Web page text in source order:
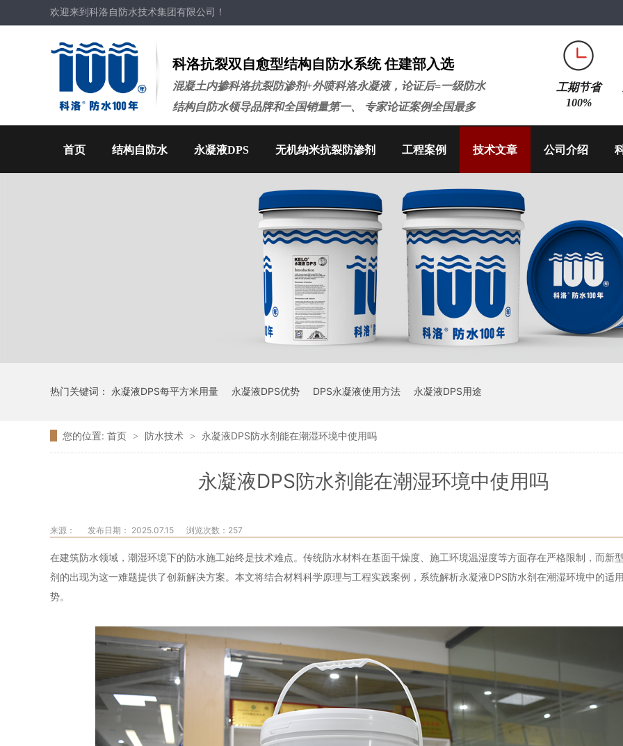
欢迎来到科洛自防水技术集团有限公司！
科洛抗裂双自愈型结构自防水系统 住建部入选
混凝土内掺科洛抗裂防渗剂+外喷科洛永凝液，论证后=一级防水
结构自防水领导品牌和全国销量第一、 专家论证案例全国最多
工期节省
100%
首页 结构自防水 永凝液DPS 无机纳米抗裂防渗剂 工程案例 技术文章 公司介绍
热门关键词： 永凝液DPS每平方米用量 永凝液DPS优势 DPS永凝液使用方法 永凝液DPS用途
您的位置: 首页 > 防水技术 > 永凝液DPS防水剂能在潮湿环境中使用吗
永凝液DPS防水剂能在潮湿环境中使用吗
来源： 发布日期： 2025.07.15 浏览次数： 257
在建筑防水领域，潮湿环境下的防水施工始终是技术难点。传统防水材料在基面干燥度、施工环境温湿度等方面存在严格限制，而新
剂的出现为这一难题提供了创新解决方案。本文将结合材料科学原理与工程实践案例，系统解析永凝液DPS防水剂在潮湿环境中的适
势。